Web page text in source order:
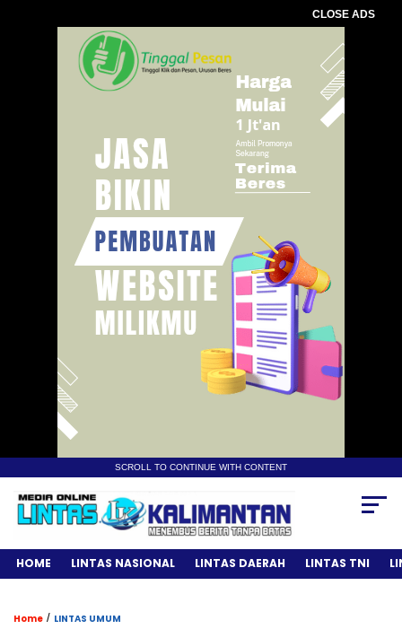
CLOSE ADS
SCROLL TO CONTINUE WITH CONTENT
HOME LINTAS NASIONAL LINTAS DAERAH LINTAS TNI
Home / LINTAS UMUM